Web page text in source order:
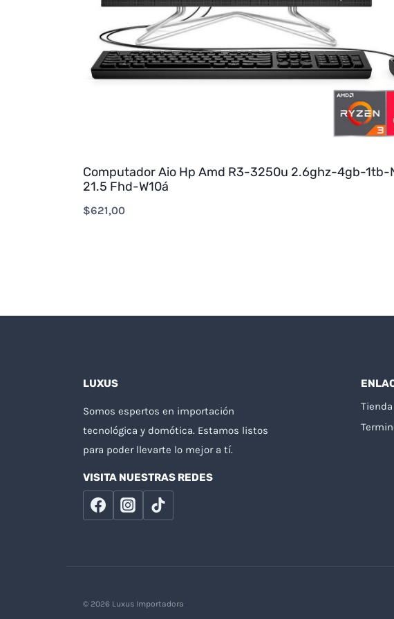
Computador Aio Hp Amd R3-3250u 2.6ghz-4gb-1tb-
21.5 Fhd-W10á
$621,00
LUXUS
Somos espertos en importación
tecnológica y domótica. Estamos listos
para poder llevarte lo mejor a tí.
VISITA NUESTRAS REDES
Tienda
© 2026 Luxus Importadora